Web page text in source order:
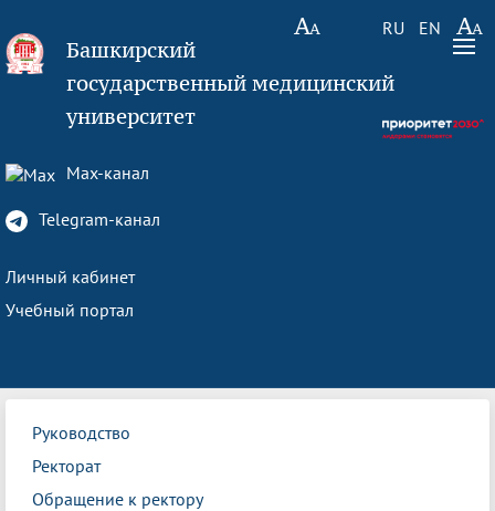
RU EN
Башкирский
государственный медицинский
университет
Max-канал
Telegram-канал
Личный кабинет
Учебный портал
Руководство
Ректорат
Обращение к ректору